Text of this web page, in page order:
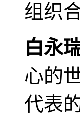
组织
白永
心的
代表